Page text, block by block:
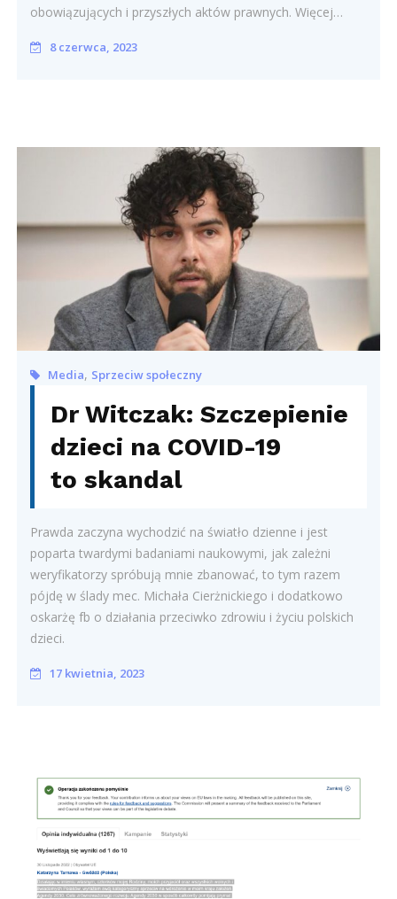
obowiązujących i przyszłych aktów prawnych. Więcej…
8 czerwca, 2023
Media, Sprzeciw społeczny
Dr Witczak: Szczepienie
dzieci na COVID-19
to skandal
Prawda zaczyna wychodzić na światło dzienne i jest
poparta twardymi badaniami naukowymi, jak zależni
weryfikatorzy spróbują mnie zbanować, to tym razem
pójdę w ślady mec. Michała Cierżnickiego i dodatkowo
oskarżę fb o działania przeciwko zdrowiu i życiu polskich
dzieci.
17 kwietnia, 2023